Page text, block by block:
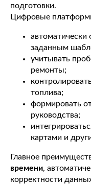
подготовки.
Цифровые
заданным
учитывать
ремонты;
топлива;
формировать
руководства;
картами и
Главное
времени,
корректности